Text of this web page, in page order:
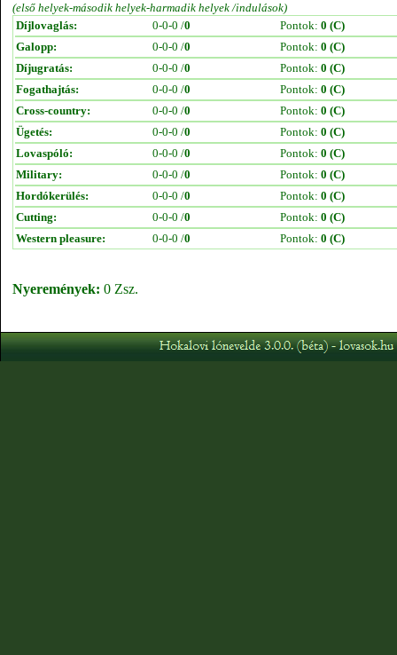
(első helyek-második helyek-harmadik helyek /indulások)
Díjlovaglás:
0-0-0 /0 Pontok: 0 (C)
Galopp:
0-0-0 /0 Pontok: 0 (C)
Díjugratás:
0-0-0 /0 Pontok: 0 (C)
Fogathajtás:
0-0-0 /0 Pontok: 0 (C)
Cross-country:
0-0-0 /0 Pontok: 0 (C)
Ügetés:
0-0-0 /0 Pontok: 0 (C)
Lovaspóló:
0-0-0 /0 Pontok: 0 (C)
Military:
0-0-0 /0 Pontok: 0 (C)
Hordókerülés:
0-0-0 /0 Pontok: 0 (C)
Cutting:
0-0-0 /0 Pontok: 0 (C)
Western pleasure:
0-0-0 /0 Pontok: 0 (C)
Nyeremények: 0 Zsz.